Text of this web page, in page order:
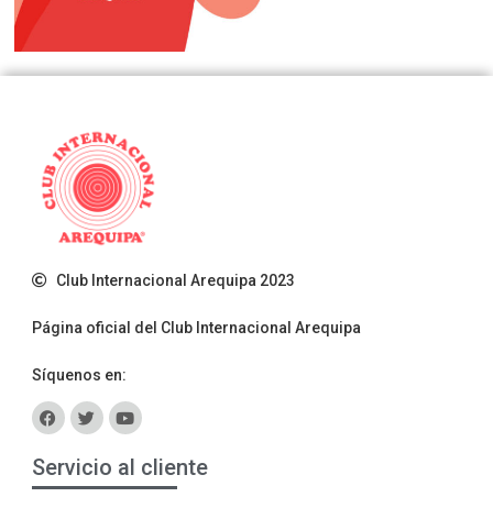
Club Internacional Arequipa 2023
Página oficial del Club Internacional Arequipa
Síquenos en:
Servicio al cliente